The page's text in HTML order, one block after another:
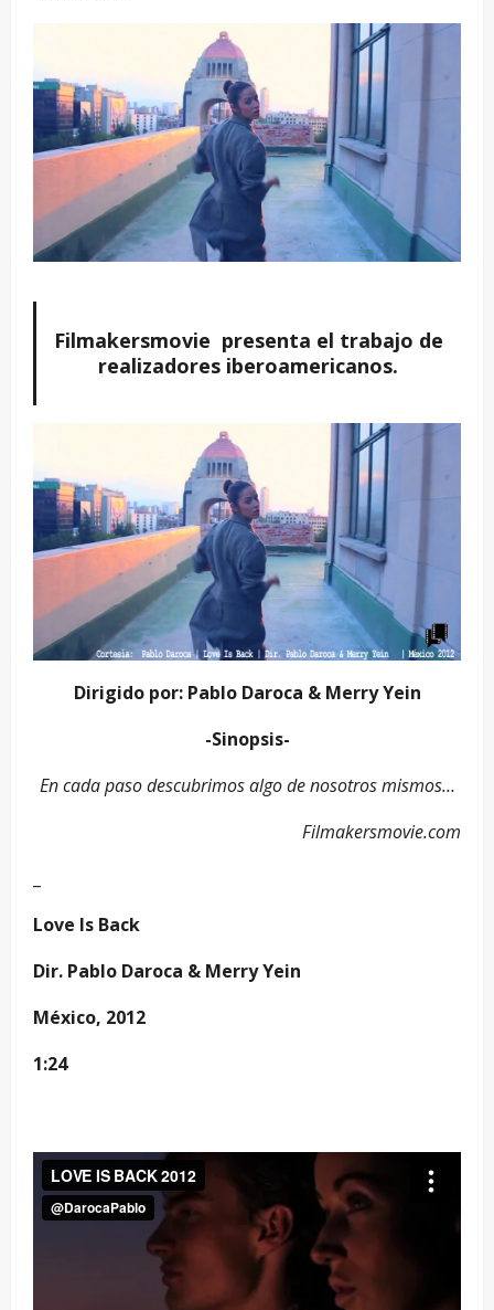
Filmakersmovie presenta el trabajo de
realizadores iberoamericanos.
Dirigido por: Pablo Daroca & Merry Yein
-Sinopsis-
En cada paso descubrimos algo de nosotros mismos…
Filmakersmovie.com
Love Is Back
Dir. Pablo Daroca & Merry Yein
México, 2012
1:24